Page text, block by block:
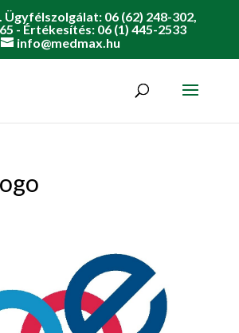
06 (62) 248-302,
- Értékesítés: 06 (1) 445-2533
info@medmax.hu